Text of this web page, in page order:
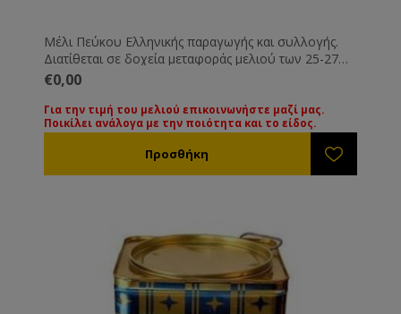
Μέλι Πεύκου Ελληνικής παραγωγής και συλλογής.
Διατίθεται σε δοχεία μεταφοράς μελιού των 25-27
Kg. Όλα τα μέλια συνοδεύονται από τις βασικές
μπορεί να γίνει με την ανάλογη επιβάρυνση.
Για την τιμή των διαφόρων ειδών μελιού
ποικίλουν ανάλογα με την ποιότητα και το είδος του
μελιού.
€0,00
Για την τιμή του μελιού επικοινωνήστε μαζί μας.
Ποικίλει ανάλογα με την ποιότητα και το είδος.